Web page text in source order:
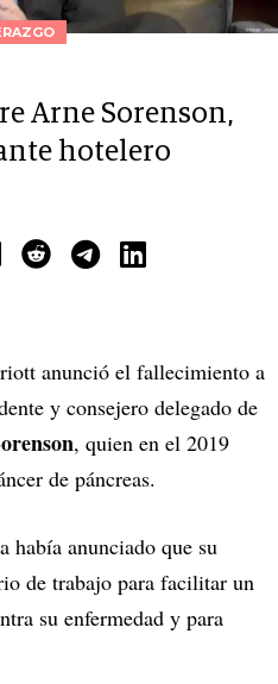
Arne Sorenson,
hotelero
anunció el fallecimiento a
y consejero delegado de
, quien en el 2019
de páncreas.
había anunciado que su
de trabajo para facilitar un
su enfermedad y para